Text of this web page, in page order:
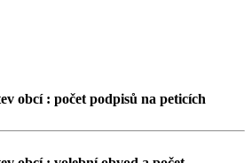
obcí : počet podpisů na peticích